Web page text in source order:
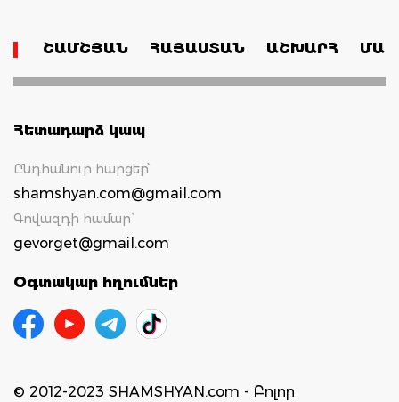
ՇԱՄՇՅԱՆ ՀԱՅԱՍՏԱՆ ԱՇԽԱՐՀ
Հետադարձ կապ
Ընդհանուր հարցեր՝
shamshyan.com@gmail.com
Գովազդի համար`
gevorget@gmail.com
Օգտակար հղումներ
© 2012-2023 SHAMSHYAN.com - Բոլոր